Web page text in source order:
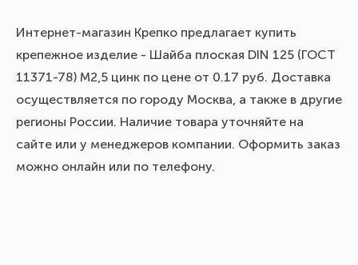
Интернет-магазин Крепко предлагает купить
крепежное изделие - Шайба плоская DIN 125 (ГОСТ
11371-78) М2,5 цинк по цене от 0.17 руб. Доставка
осуществляется по городу Москва, а также в другие
регионы России. Наличие товара уточняйте на
сайте или у менеджеров компании. Оформить заказ
можно онлайн или по телефону.